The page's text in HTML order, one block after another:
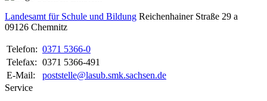
Landesamt für Schule und Bildung Reichenhainer Straße 29 a
09126 Chemnitz
Telefon: 0371 5366-0
Telefax: 0371 5366-491
E-Mail:
poststelle@lasub.smk.sachsen.de
Service